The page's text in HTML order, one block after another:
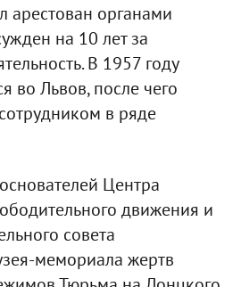
арестован органами
на 10 лет за
В 1957 году
во Львов, после чего
в ряде
Центра
движения и
совета
мемориала жертв